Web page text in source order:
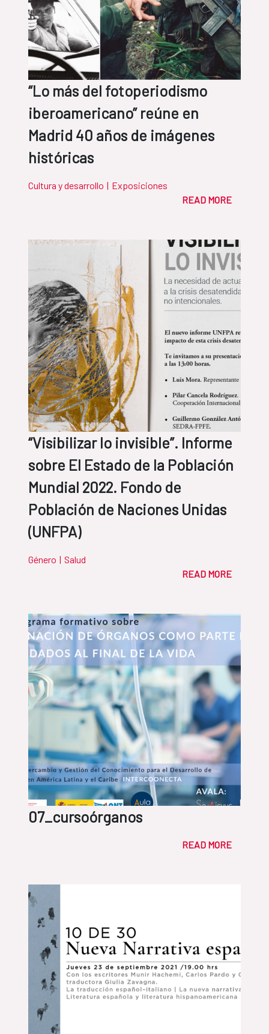
“Lo más del fotoperiodismo
iberoamericano” reúne en
Madrid 40 años de imágenes
históricas
Cultura y desarrollo | Exposiciones
READ MORE
“Visibilizar lo invisible”. Informe
sobre El Estado de la Población
Mundial 2022. Fondo de
Población de Naciones Unidas
(UNFPA)
Género | Salud
READ MORE
07_cursoórganos
READ MORE